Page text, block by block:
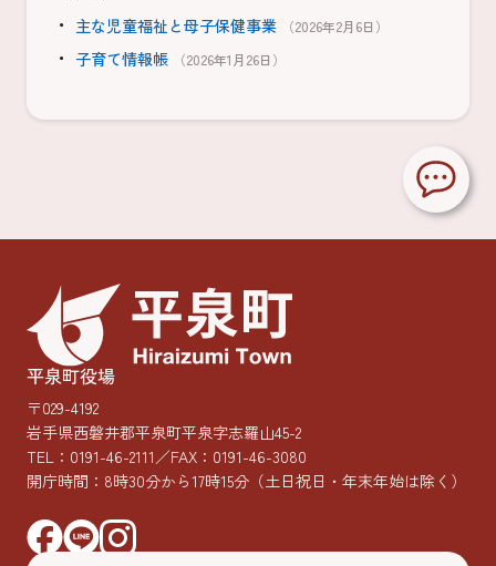
主な児童福祉と母子保健事業 （2026年2月6日）
子育て情報帳 （2026年1月26日）
平泉町役場
〒029-4192
岩手県西磐井郡平泉町平泉字志羅山45-2
TEL： 0191-46-2111／FAX：0191-46-3080
開庁時間：8時30分から17時15分 （土日祝日・年末年始は除く）